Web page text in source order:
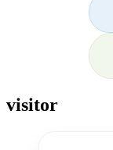
visitor